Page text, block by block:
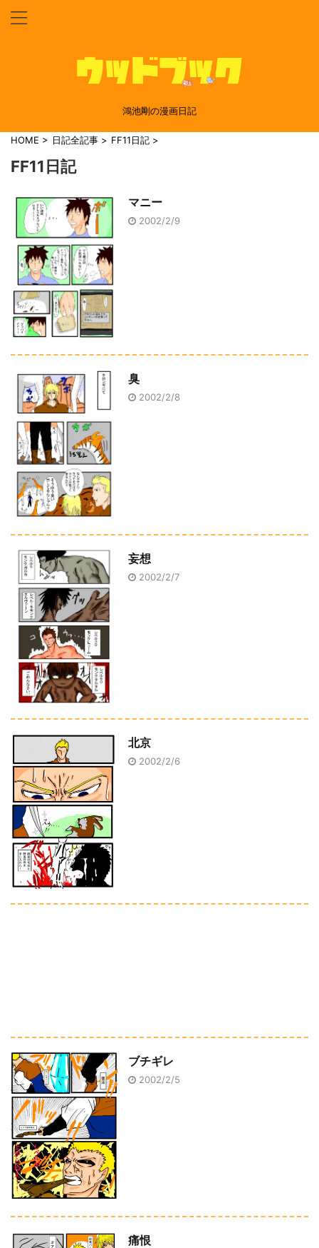
鴻池剛の漫画日記
HOME > 日記全記事 > FF11日記 >
FF11日記
マニー
2002/2/9
臭
2002/2/8
妄想
2002/2/7
北京
2002/2/6
ブチギレ
2002/2/5
痛恨